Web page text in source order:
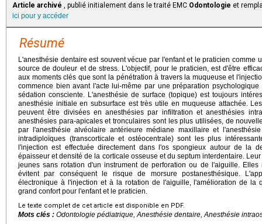
Article archivé , publié initialement dans le traité EMC Odontologie et
ici pour y accéder
Résumé
L'anesthésie dentaire est souvent vécue par l'enfant et le praticien comme
source de douleur et de stress. L'objectif, pour le praticien, est d'être
aux moments clés que sont la pénétration à travers la muqueuse et
commence bien avant l'acte lui-même par une préparation
sédation consciente. L'anesthésie de surface (topique) est toujours
anesthésie initiale en subsurface est très utile en muqueuse attachée.
peuvent être divisées en anesthésies par infiltration et anesthésies
anesthésies para-apicales et tronculaires sont les plus utilisées, de
par l'anesthésie alvéolaire antérieure médiane maxillaire et
intradiploïques (transcorticale et ostéocentrale) sont les plus
l'injection est effectuée directement dans l'os spongieux autour de la
épaisseur et densité de la corticale osseuse et du septum interdentaire.
jeunes sans rotation d'un instrument de perforation ou de l'aiguille.
évitent par conséquent le risque de morsure postanesthésique.
électronique à l'injection et à la rotation de l'aiguille, l'amélioration de la
grand confort pour l'enfant et le praticien.
Le texte complet de cet article est disponible en PDF.
Mots clés : Odontologie pédiatrique, Anesthésie dentaire, Anesthésie